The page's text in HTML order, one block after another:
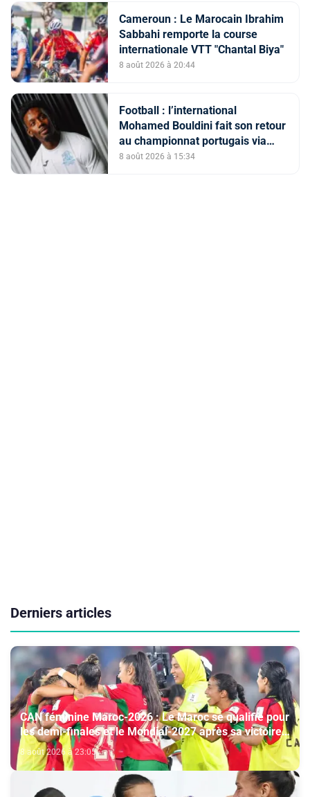
Cameroun : Le Marocain Ibrahim
Sabbahi remporte la course
internationale VTT "Chantal Biya"
8 août 2026 à 20:44
Football : l’international
Mohamed Bouldini fait son retour
au championnat portugais via
l’Académico de Viseu
8 août 2026 à 15:34
Derniers articles
CAN féminine Maroc-2026 : Le Maroc se qualifie pour
les demi-finales et le Mondial-2027 après sa victoire
face à l’Afrique du Sud (2-1)
8 août 2026 à 23:05